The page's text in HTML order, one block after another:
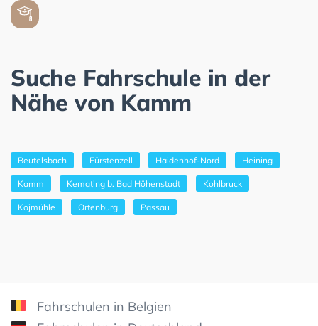
Suche Fahrschule in der
Nähe von Kamm
Beutelsbach Fürstenzell Haidenhof-Nord Heining
Kamm Kemating b. Bad Höhenstadt Kohlbruck
Kojmühle Ortenburg Passau
Fahrschulen in Belgien